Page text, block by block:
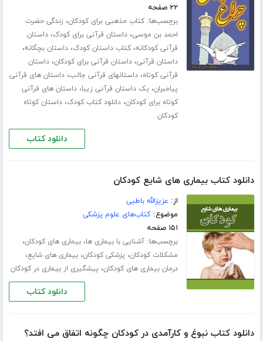
۲۲ صفحه
برچسب‌ها:کتاب مذهبی برای کودکان، زندگی حضرت
احمد بن موسی،داستان قرآنی برای کودک،داستان
قرآنی کودکانه،کتاب داستان کودک،داستان بچگانه،
داستان قرآنی،داستان قرآنی برای کودکان،داستان
قرآنی کوتاه،داستانهای قرآنی جالب،داستان های قرآنی
پیامبران، یک داستان قرآنی زیبا،داستان های قرآنی
کوتاه برای کودکان،دانلود کتاب کودک،داستان کوتاه
کودکان
دانلود کتاب
دانلود کتاب بیماری های شایع کودکان
از: عزیزالله باطبی
موضوع:کتاب‌های علوم پزشکی
۱۵۱ صفحه
برچسب‌ها:آشنایی با بیماری ها،بیماری های کودکان،
مشکلات کودکان، پزشکی کودکان،بیماری های شایع،
درمان بیماری های کودکان، پیشگیری از بیماری در کودکان
دانلود کتاب
دانلود کتاب نبوغ و کارآمدی در کودکان چگونه اتفاق می افتد؟